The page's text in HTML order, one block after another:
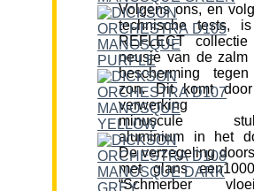
Volgens ons, en
technische tests,
REFLECT
neusje van de zalm
bescherming
zon. Dit komt
verwerking
minuscule
aluminium in het
De verzegeling
met glans
“Schmerber